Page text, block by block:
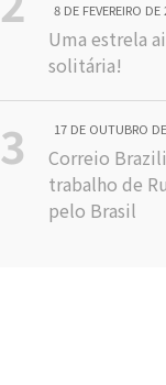
8 DE FEVEREIRO DE
Uma estrela
solitária!
17 DE OUTUBRO
Correio
trabalho de
pelo Brasil